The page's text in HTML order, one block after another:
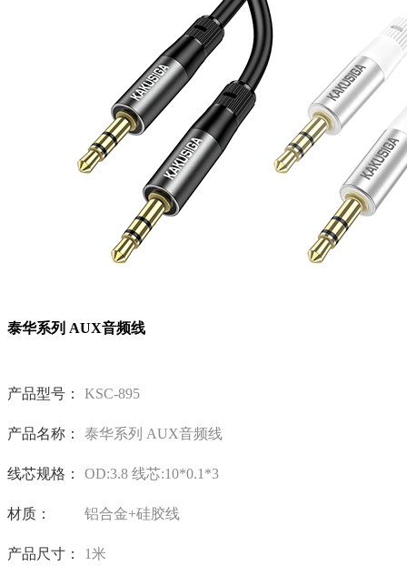
泰华系列 AUX音频线
产品型号： KSC-895
产品名称： 泰华系列 AUX音频线
线芯规格： OD:3.8 线芯:10*0.1*3
材质： 铝合金+硅胶线
产品尺寸： 1米